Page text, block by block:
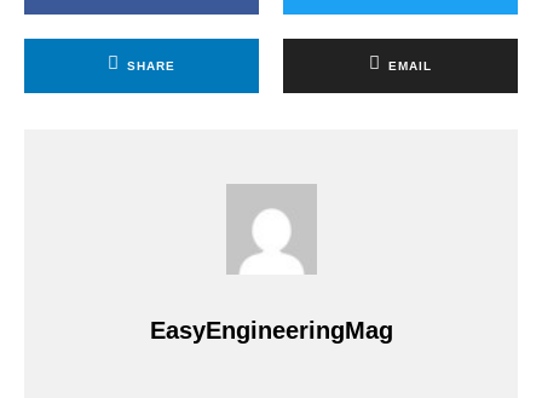
SHARE EMAIL
EasyEngineeringMag